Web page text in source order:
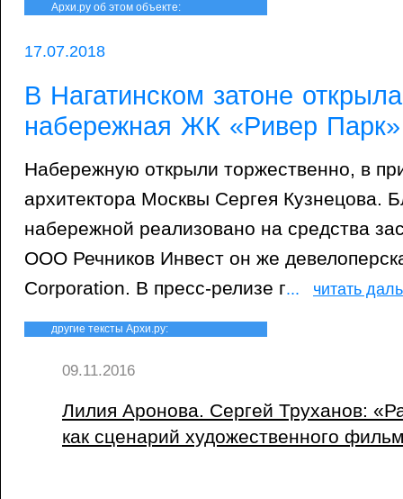
Архи.ру об этом объекте:
17.07.2018
В Нагатинском затоне
набережная ЖК «Ривер Парк»
Набережную открыли торжественно, в
архитектора Москвы Сергея Кузнецова.
набережной реализовано на средства
ООО Речников Инвест он же
Corporation. В пресс-релизе г... читать
другие тексты Архи.ру:
09.11.2016
Лилия Аронова. Сергей Труханов:
как сценарий художественного